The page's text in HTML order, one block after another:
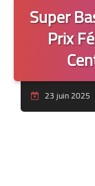
Super
Prix
23 juin 2025